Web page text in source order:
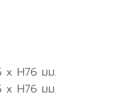
x H76 มม.
x H76 มม.